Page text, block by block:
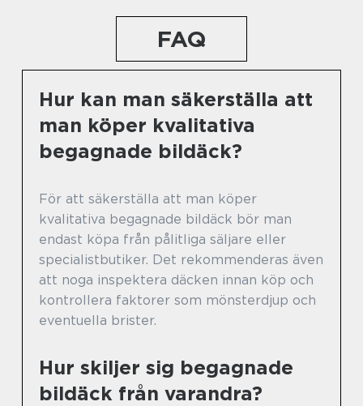
FAQ
Hur kan man säkerställa att
man köper kvalitativa
begagnade bildäck?
För att säkerställa att man köper
kvalitativa begagnade bildäck bör man
endast köpa från pålitliga säljare eller
specialistbutiker. Det rekommenderas även
att noga inspektera däcken innan köp och
kontrollera faktorer som mönsterdjup och
eventuella brister.
Hur skiljer sig begagnade
bildäck från varandra?